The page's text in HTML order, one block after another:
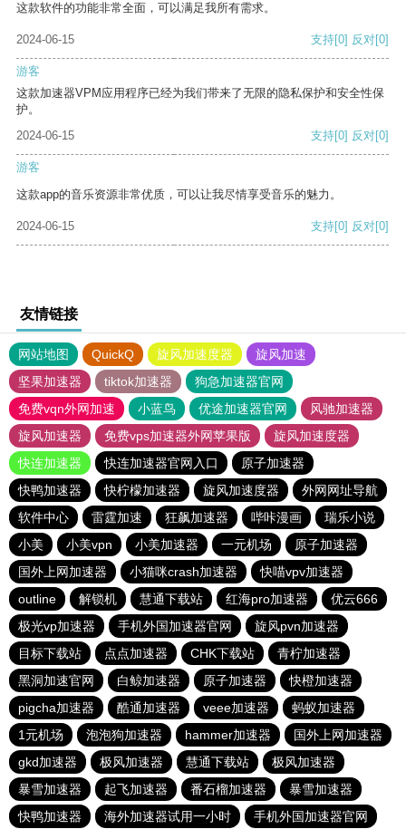
这款软件的功能非常全面，可以满足我所有需求。
2024-06-15 支持[0] 反对[0]
游客
这款加速器VPM应用程序已经为我们带来了无限的隐私保护和安全性保
护。
2024-06-15
支持[0] 反对[0]
游客
这款app的音乐资源非常优质，可以让我尽情享受音乐的魅力。
2024-06-15 支持[0] 反对[0]
友情链接
网站地图 QuickQ 旋风加速度器
旋风加速
坚果加速器
tiktok加速器
狗急加速器官网
免费vqn外网加速
小蓝鸟 优途加速器官网
风驰加速器
旋风加速器
免费vps加速器外网苹果版
旋风加速度器
快连加速器
快连加速器官网入口
原子加速器
快鸭加速器
快柠檬加速器 旋风加速度器
外网网址导航
软件中心
雷霆加速 狂飙加速器 哔咔漫画
瑞乐小说
小美
小美vpn 小美加速器 一元机场
原子加速器
国外上网加速器
小猫咪crash加速器
快喵vpv加速器
outline
解锁机 慧通下载站 红海pro加速器
优云666
极光vp加速器
手机外国加速器官网
旋风pvn加速器
目标下载站
点点加速器 CHK下载站
青柠加速器
黑洞加速官网
白鲸加速器 原子加速器
快橙加速器
pigcha加速器
酷通加速器 veee加速器
蚂蚁加速器
1元机场
泡泡狗加速器 hammer加速器
国外上网加速器
gkd加速器
极风加速器 慧通下载站
极风加速器
暴雪加速器
起飞加速器 番石榴加速器
暴雪加速器
快鸭加速器
海外加速器试用一小时 手机外国加速器官网